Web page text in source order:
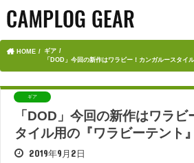
HOME
ギア
「DOD」今回の新作はワラビー！カンガルースタイ
ギア
「DOD」今回の新作はワラ
タイル用の『ワラビーテント
2019年9月2日